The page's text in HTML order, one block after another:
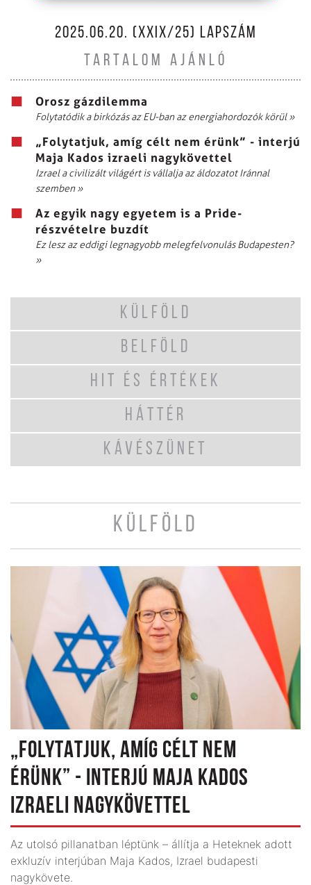
2025.06.20. (XXIX/25) LAPSZÁM
TARTALOM AJÁNLÓ
Orosz gázdilemma
Folytatódik a birkózás az EU-ban az energiahordozók körül»
„Folytatjuk, amíg célt nem érünk” - interjú
Maja Kados izraeli nagykövettel
Izrael a civilizált világért is vállalja az áldozatot Iránnal
szemben»
Az egyik nagy egyetem is a Pride-
részvételre buzdít
Ez lesz az eddigi legnagyobb melegfelvonulás Budapesten?
»
KÜLFÖLD
BELFÖLD
HIT ÉS ÉRTÉKEK
HÁTTÉR
KÁVÉSZÜNET
KÜLFÖLD
„FOLYTATJUK, AMÍG CÉLT NEM
ÉRÜNK” - INTERJÚ MAJA KADOS
IZRAELI NAGYKÖVETTEL
Az utolsó pillanatban léptünk – állítja a Heteknek adott
exkluzív interjúban Maja Kados, Izrael budapesti
nagykövete.